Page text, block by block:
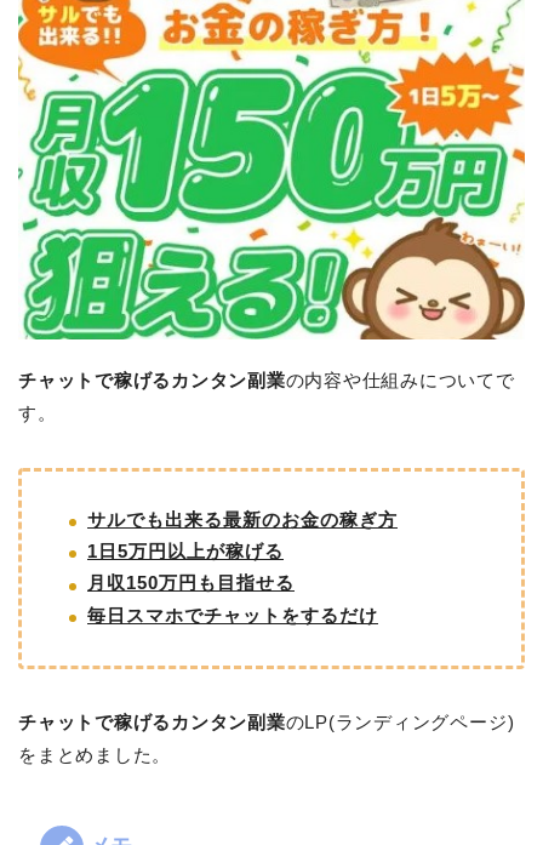
チャットで稼げるカンタン副業の内容や仕組みについてで
す。
サルでも出来る最新のお金の稼ぎ方
1日5万円以上が稼げる
月収150万円も目指せる
毎日スマホでチャットをするだけ
チャットで稼げるカンタン副業のLP(ランディングページ)
をまとめました。